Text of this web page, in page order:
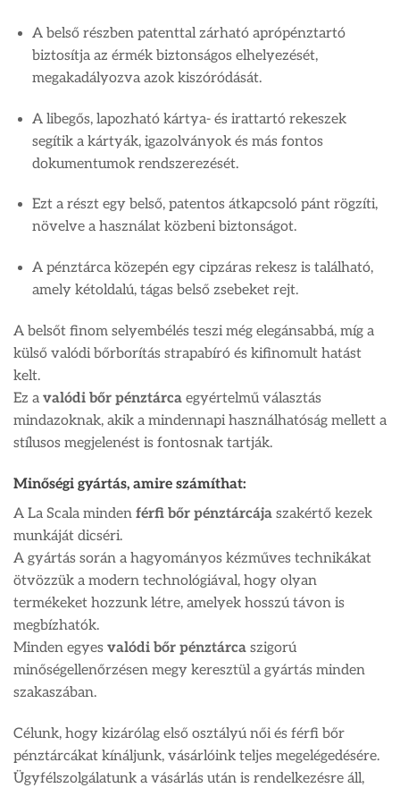
A belső részben patenttal zárható aprópénztartó
biztosítja az érmék biztonságos elhelyezését,
megakadályozva azok kiszóródását.
A libegős, lapozható kártya- és irattartó rekeszek
segítik a kártyák, igazolványok és más fontos
dokumentumok rendszerezését.
Ezt a részt egy belső, patentos átkapcsoló pánt rögzíti,
növelve a használat közbeni biztonságot.
A pénztárca közepén egy cipzáras rekesz is található,
amely kétoldalú, tágas belső zsebeket rejt.
A belsőt finom selyembélés teszi még elegánsabbá, míg a
külső valódi bőrborítás strapabíró és kifinomult hatást
kelt.
Ez a valódi bőr pénztárca egyértelmű választás
mindazoknak, akik a mindennapi használhatóság mellett a
stílusos megjelenést is fontosnak tartják.
Minőségi gyártás, amire számíthat:
A La Scala minden férfi bőr pénztárcája szakértő kezek
munkáját dicséri.
A gyártás során a hagyományos kézműves technikákat
ötvözzük a modern technológiával, hogy olyan
termékeket hozzunk létre, amelyek hosszú távon is
megbízhatók.
Minden egyes valódi bőr pénztárca szigorú
minőségellenőrzésen megy keresztül a gyártás minden
szakaszában.
Célunk, hogy kizárólag első osztályú női és férfi bőr
pénztárcákat kínáljunk, vásárlóink teljes megelégedésére.
Ügyfélszolgálatunk a vásárlás után is rendelkezésre áll,